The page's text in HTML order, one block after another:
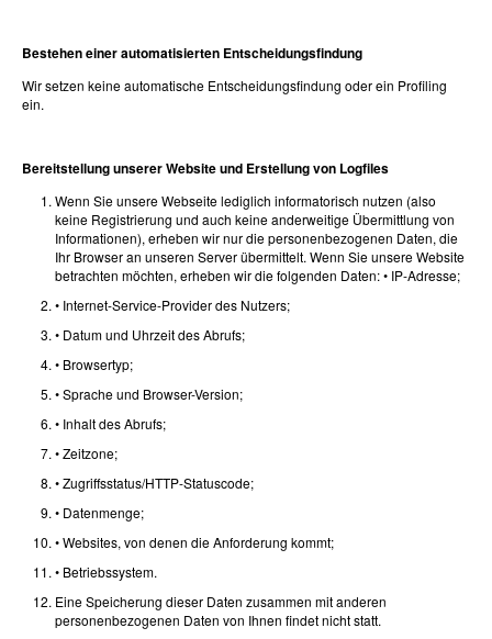
Bestehen einer automatisierten Entscheidungsfindung
Wir setzen keine automatische Entscheidungsfindung oder ein Profiling
ein.
Bereitstellung unserer Website und Erstellung von Logfiles
Wenn Sie unsere Webseite lediglich informatorisch nutzen (also
keine Registrierung und auch keine anderweitige Übermittlung von
Informationen), erheben wir nur die personenbezogenen Daten, die
Ihr Browser an unseren Server übermittelt. Wenn Sie unsere Website
betrachten möchten, erheben wir die folgenden Daten: • IP-Adresse;
• Internet-Service-Provider des Nutzers;
• Datum und Uhrzeit des Abrufs;
• Browsertyp;
• Sprache und Browser-Version;
• Inhalt des Abrufs;
• Zeitzone;
• Zugriffsstatus/HTTP-Statuscode;
• Datenmenge;
• Websites, von denen die Anforderung kommt;
• Betriebssystem.
Eine Speicherung dieser Daten zusammen mit anderen
personenbezogenen Daten von Ihnen findet nicht statt.